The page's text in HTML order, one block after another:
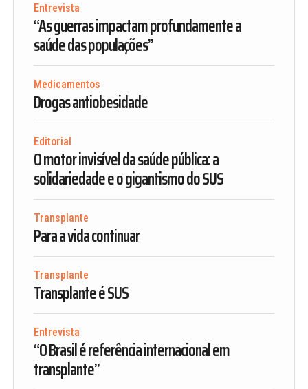
Entrevista
“As guerras impactam profundamente a
saúde das populações”
Medicamentos
Drogas antiobesidade
Editorial
O motor invisível da saúde pública: a
solidariedade e o gigantismo do SUS
Transplante
Para a vida continuar
Transplante
Transplante é SUS
Entrevista
“O Brasil é referência internacional em
transplante”